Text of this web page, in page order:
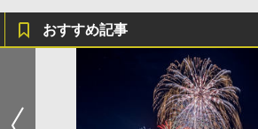
おすすめ記事